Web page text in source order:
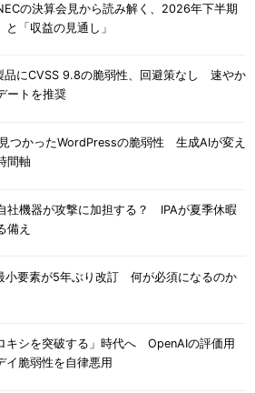
の決算会見から読み解く、2026年下半期
と「収益の見通し」
品にCVSS 9.8の脆弱性、回避策なし 速やか
ートを推奨
つかったWordPressの脆弱性 生成AIが変え
間軸
社機器が攻撃に加担する？ IPAが夏季休暇
備え
小要素が5年ぶり改訂 何が必須になるのか
キシを突破する」時代へ OpenAIの評価用
イ脆弱性を自律悪用